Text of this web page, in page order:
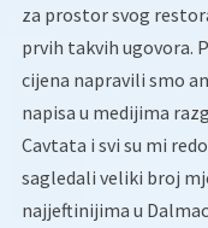
za prostor svog
prvih takvih ugovora.
cijena napravili smo
napisa u medijima
Cavtata i svi su mi
sagledali veliki broj
najjeftinijima u